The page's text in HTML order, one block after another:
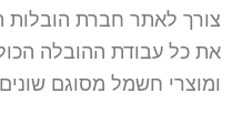
צורך לאתר חברת הובלות
את כל עבודת ההובלה
ומוצרי חשמל מסוגם